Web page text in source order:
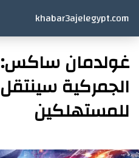
khabar3ajelegypt.com
غولدمان ساكس:
الجمركية
للمستهلكين